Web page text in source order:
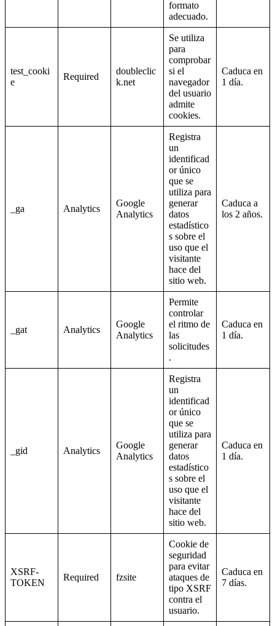
formato
adecuado.
test_cooki
e
Required
doubleclic
k.net
Se utiliza
para
comprobar
si el
navegador
del usuario
admite
cookies.
Caduca en
1 día.
_ga Analytics
Google
Analytics
Registra
un
identificad
or único
que se
utiliza para
generar
datos
estadístico
s sobre el
uso que el
visitante
hace del
sitio web.
Caduca a
los 2 años.
_gat Analytics
Google
Analytics
Permite
controlar
el ritmo de
las
solicitudes
.
Caduca en
1 día.
_gid Analytics
Google
Analytics
Registra
un
identificad
or único
que se
utiliza para
generar
datos
estadístico
s sobre el
uso que el
visitante
hace del
sitio web.
Caduca en
1 día.
XSRF-
TOKEN
Required fzsite
Cookie de
seguridad
para evitar
ataques de
tipo XSRF
contra el
usuario.
Caduca en
7 días.